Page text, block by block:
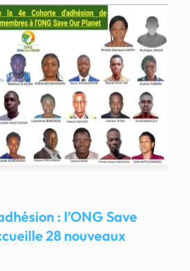
: l’ONG Save
28 nouveaux